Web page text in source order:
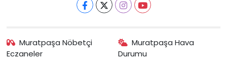
Muratpaşa Nöbetçi
Eczaneler
Muratpaşa Hava
Durumu